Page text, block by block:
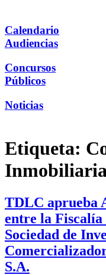
Calendario
Audiencias
Concursos
Públicos
Noticias
Etiqueta:
TDLC aprueba
entre la
Sociedad de
S.A.